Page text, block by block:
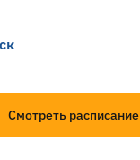
Смотреть расписание